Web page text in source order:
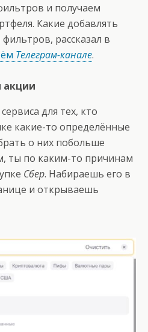
и получаем
Какие добавлять
рассказал в
Телеграм-канале.
акции
для тех, кто
какие-то определённые
о них побольше
ты по каким-то причинам
Сбер. Набираешь его в
и открываешь